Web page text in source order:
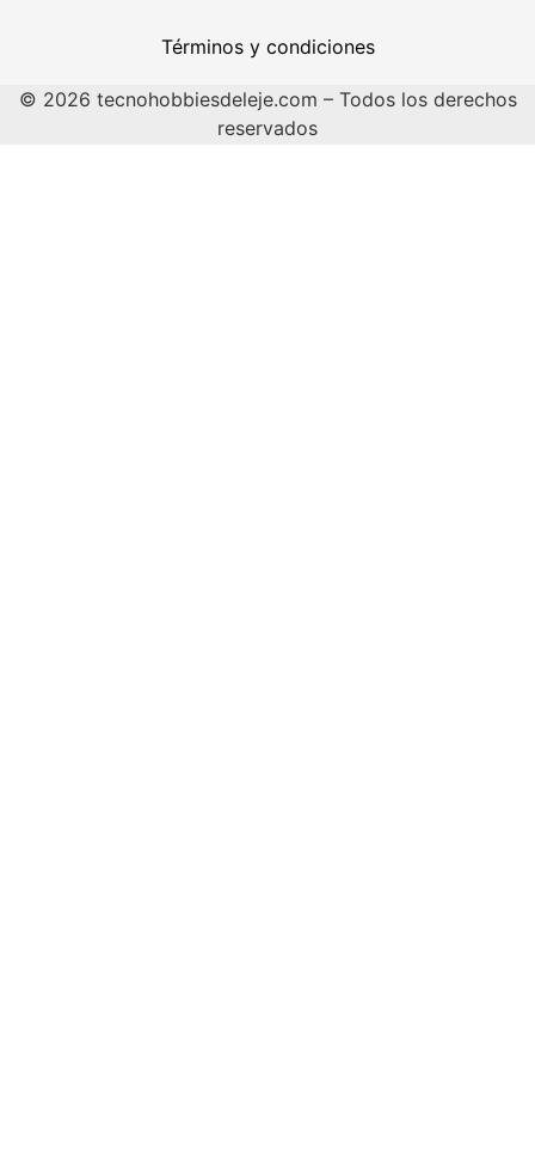
Términos y condiciones
© 2026 tecnohobbiesdeleje.com – Todos los derechos
reservados